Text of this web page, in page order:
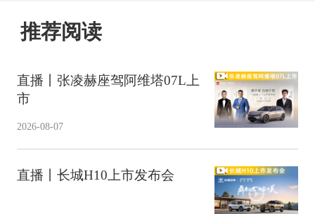
推荐阅读
直播丨张凌赫座驾阿维塔07L上
市
2026-08-07
直播丨长城H10上市发布会